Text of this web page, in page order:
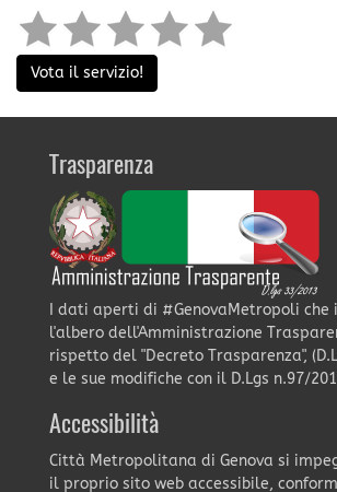
Vota il servizio!
Trasparenza
I dati aperti di #GenovaMetropoli che
l'albero dell'Amministrazione
rispetto del "Decreto Trasparenza",
e le sue modifiche con il D.Lgs n.97/
Accessibilità
Città Metropolitana di Genova si
il proprio sito web accessibile,